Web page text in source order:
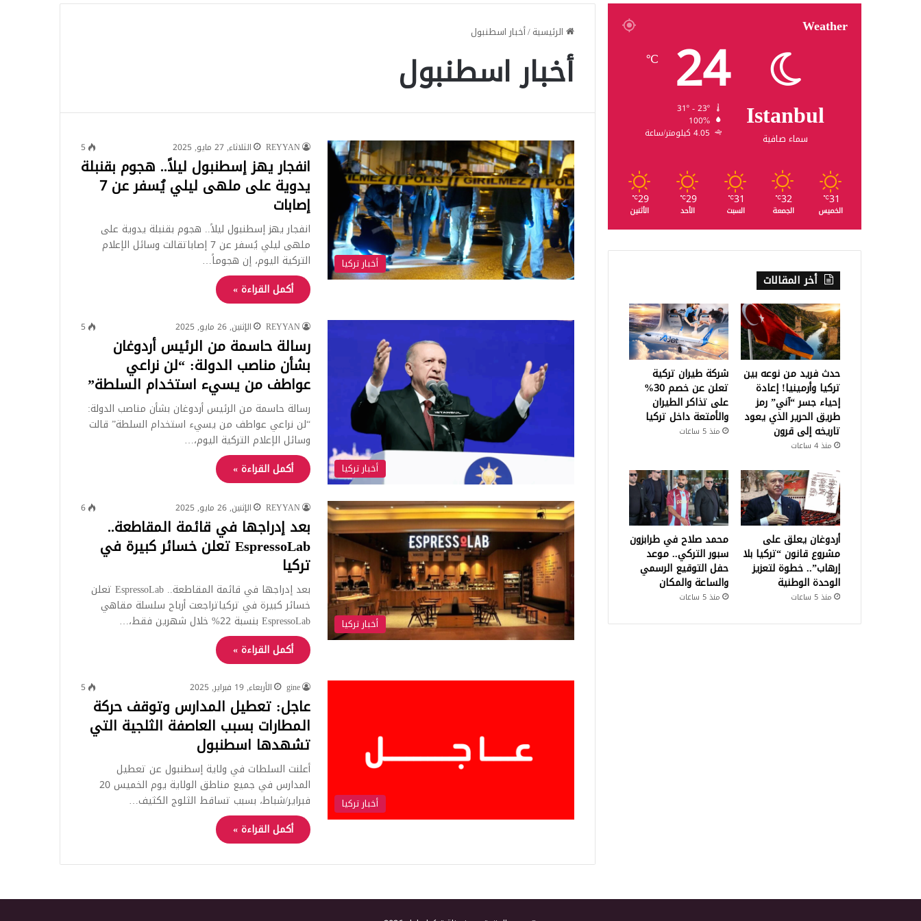
الرئيسية/أخبار اسطنبول
أخبار اسطنبول
أخبار تركيا
REYYAN الثلاثاء, 27 مايو, 2025 5
انفجار يهز إسطنبول ليلاً.. هجوم بقنبلة
يدوية على ملهى ليلي يُسفر عن 7
إصابات
انفجار يهز إسطنبول ليلاً.. هجوم بقنبلة يدوية على
ملهى ليلي يُسفر عن 7 إصاباتقالت وسائل الإعلام
التركية اليوم، إن هجوماً…
أكمل القراءة »
أخبار تركيا
REYYAN الإثنين, 26 مايو, 2025 5
رسالة حاسمة من الرئيس أردوغان
بشأن مناصب الدولة: “لن نراعي
عواطف من يسيء استخدام السلطة”
رسالة حاسمة من الرئيس أردوغان بشأن مناصب الدولة:
“لن نراعي عواطف من يسيء استخدام السلطة” قالت
وسائل الإعلام التركية اليوم،…
أكمل القراءة »
أخبار تركيا
REYYAN الإثنين, 26 مايو, 2025 6
بعد إدراجها في قائمة المقاطعة..
EspressoLab تعلن خسائر كبيرة في
تركيا
بعد إدراجها في قائمة المقاطعة.. EspressoLab تعلن
خسائر كبيرة في تركياتراجعت أرباح سلسلة مقاهي
EspressoLab بنسبة 22% خلال شهرين فقط،…
أكمل القراءة »
أخبار تركيا
gine الأربعاء, 19 فبراير, 2025 5
عاجل: تعطيل المدارس وتوقف حركة
المطارات بسبب العاصفة الثلجية التي
تشهدها اسطنبول
أعلنت السلطات في ولاية إسطنبول عن تعطيل
المدارس في جميع مناطق الولاية يوم الخميس 20
فبراير/شباط، بسبب تساقط الثلوج الكثيف…
أكمل القراءة »
Weather
Istanbul
سماء صافية
24
℃
100%
4.05 كيلومتر/ساعة
31
℃
الخميس
32
℃
الجمعة
31
℃
السبت
29
℃
الأحد
29
℃
الأثنين
أخر المقالات
حدث فريد من نوعه بين
تركيا وأرمينيا! إعادة
إحياء جسر “آني” رمز
طريق الحرير الذي يعود
تاريخه إلى قرون
منذ 4 ساعات
شركة طيران تركية
تعلن عن خصم 30%
على تذاكر الطيران
والأمتعة داخل تركيا
منذ 5 ساعات
أردوغان يعلق على
مشروع قانون “تركيا بلا
إرهاب”.. خطوة لتعزيز
الوحدة الوطنية
منذ 5 ساعات
محمد صلاح في طرابزون
سبور التركي.. موعد
حفل التوقيع الرسمي
والساعة والمكان
منذ 5 ساعات